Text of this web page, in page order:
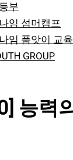
부
임 섬머캠프
임 품앗이 교육
GROUP
능력